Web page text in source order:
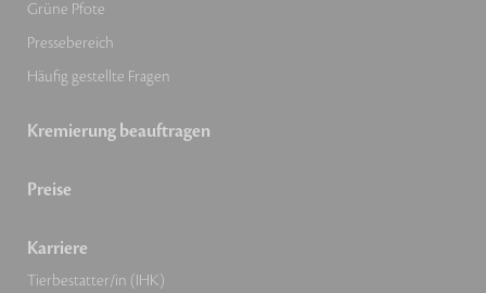
Grüne Pfote
Pressebereich
Häufig gestellte Fragen
Kremierung beauftragen
Preise
Karriere
Tierbestatter/in (IHK)